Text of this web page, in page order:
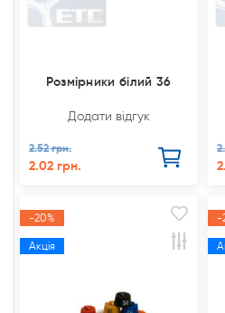
Розмірники білий 36
Додати відгук
2.52 грн.
2.02 грн.
-20%
Акція
-